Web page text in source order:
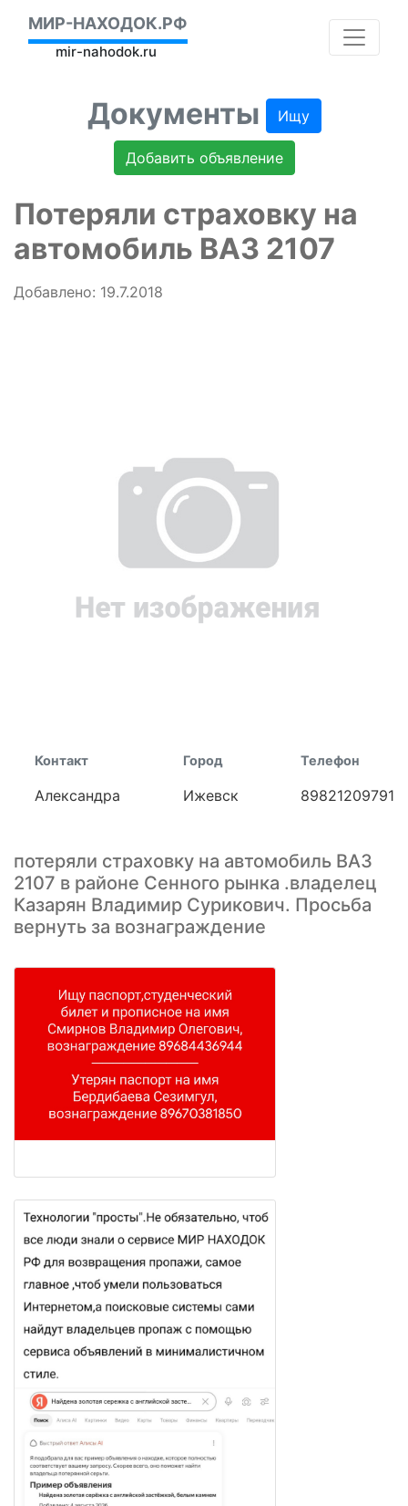
МИР-НАХОДОК.РФ
mir-nahodok.ru
Документы Ищу
Добавить объявление
Потеряли страховку на
автомобиль ВАЗ 2107
Добавлено: 19.7.2018
Контакт
Александра
Город
Ижевск
Телефон
89821209791
потеряли страховку на автомобиль ВАЗ
2107 в районе Сенного рынка .владелец
Казарян Владимир Сурикович. Просьба
вернуть за вознаграждение